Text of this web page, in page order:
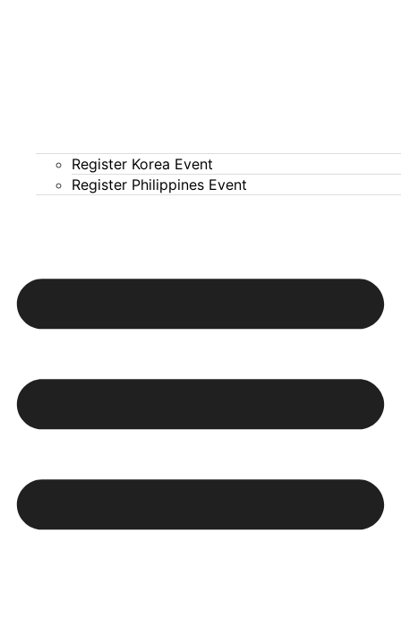
Register Korea Event
Register Philippines Event